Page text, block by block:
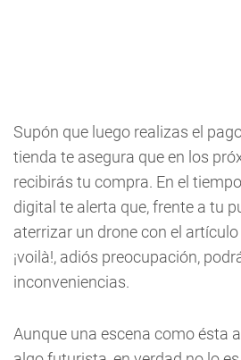
Supón que luego realizas el
tienda te asegura que en los
recibirás tu compra. En el
digital te alerta que, frente a tu
aterrizar un drone con el
¡voilà!, adiós preocupación,
inconveniencias.
Aunque una escena como ésta